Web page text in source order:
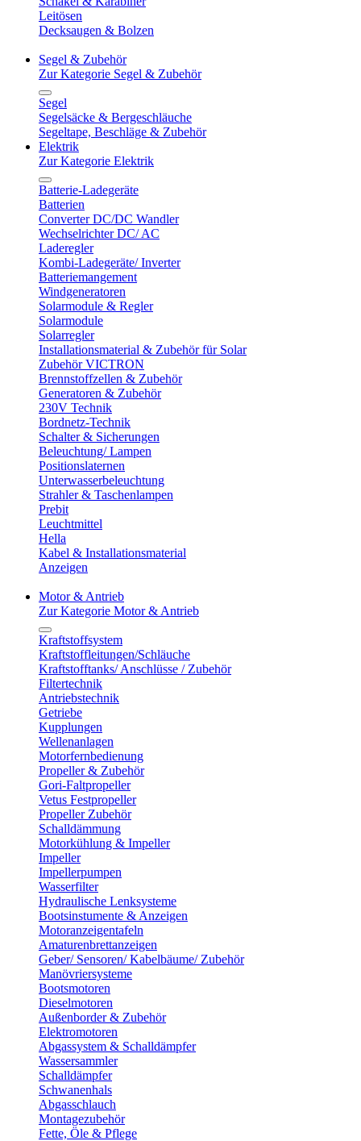
Leitösen
Decksaugen & Bolzen
Segel & Zubehör
Zur Kategorie Segel & Zubehör
Segel
Segelsäcke & Bergeschläuche
Segeltape, Beschläge & Zubehör
Elektrik
Zur Kategorie Elektrik
Batterie-Ladegeräte
Batterien
Converter DC/DC Wandler
Wechselrichter DC/ AC
Laderegler
Kombi-Ladegeräte/ Inverter
Batteriemangement
Windgeneratoren
Solarmodule & Regler
Solarmodule
Solarregler
Installationsmaterial & Zubehör für Solar
Zubehör VICTRON
Brennstoffzellen & Zubehör
Generatoren & Zubehör
230V Technik
Bordnetz-Technik
Schalter & Sicherungen
Beleuchtung/ Lampen
Positionslaternen
Unterwasserbeleuchtung
Strahler & Taschenlampen
Prebit
Leuchtmittel
Hella
Kabel & Installationsmaterial
Anzeigen
Motor & Antrieb
Zur Kategorie Motor & Antrieb
Kraftstoffsystem
Kraftstoffleitungen/Schläuche
Kraftstofftanks/ Anschlüsse / Zubehör
Filtertechnik
Antriebstechnik
Getriebe
Kupplungen
Wellenanlagen
Motorfernbedienung
Propeller & Zubehör
Gori-Faltpropeller
Vetus Festpropeller
Propeller Zubehör
Schalldämmung
Motorkühlung & Impeller
Impeller
Impellerpumpen
Wasserfilter
Hydraulische Lenksysteme
Bootsinstumente & Anzeigen
Motoranzeigentafeln
Amaturenbrettanzeigen
Geber/ Sensoren/ Kabelbäume/ Zubehör
Manövriersysteme
Bootsmotoren
Dieselmotoren
Außenborder & Zubehör
Elektromotoren
Abgassystem & Schalldämpfer
Wassersammler
Schalldämpfer
Schwanenhals
Abgasschlauch
Montagezubehör
Fette, Öle & Pflege